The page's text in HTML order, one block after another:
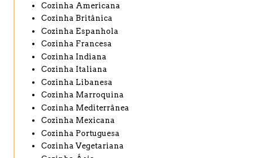
Cozinha Americana
Cozinha Britânica
Cozinha Espanhola
Cozinha Francesa
Cozinha Indiana
Cozinha Italiana
Cozinha Libanesa
Cozinha Marroquina
Cozinha Mediterrânea
Cozinha Mexicana
Cozinha Portuguesa
Cozinha Vegetariana